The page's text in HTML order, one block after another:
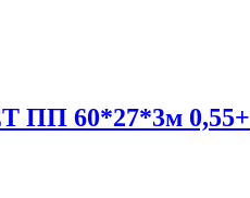
ПП 60*27*3м 0,55+